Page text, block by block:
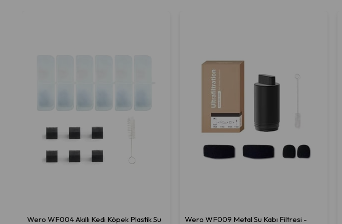
Wero WF004 Akıllı Kedi Köpek Plastik Su Wero WF009 Metal Su Kabı Filtresi -